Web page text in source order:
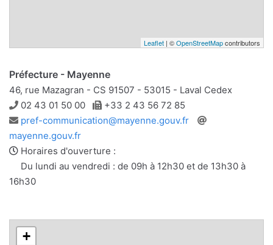
Leaflet | ©OpenStreetMapcontributors
Préfecture - Mayenne
46, rue Mazagran - CS 91507 - 53015 - Laval Cedex
Téléphone
02 43 01 50 00 Télécopie
+33 2 43 56 72 85
Adresse
e-
mail
pref-communication@mayenne.gouv.fr
mayenne.gouv.fr
Horaires d'ouverture :
Du lundi au vendredi : de 09h à 12h30 et de 13h30 à
16h30
+